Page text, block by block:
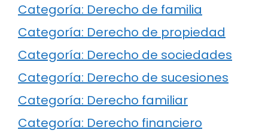
Categoría: Derecho de familia
Categoría: Derecho de propiedad
Categoría: Derecho de sociedades
Categoría: Derecho de sucesiones
Categoría: Derecho familiar
Categoría: Derecho financiero